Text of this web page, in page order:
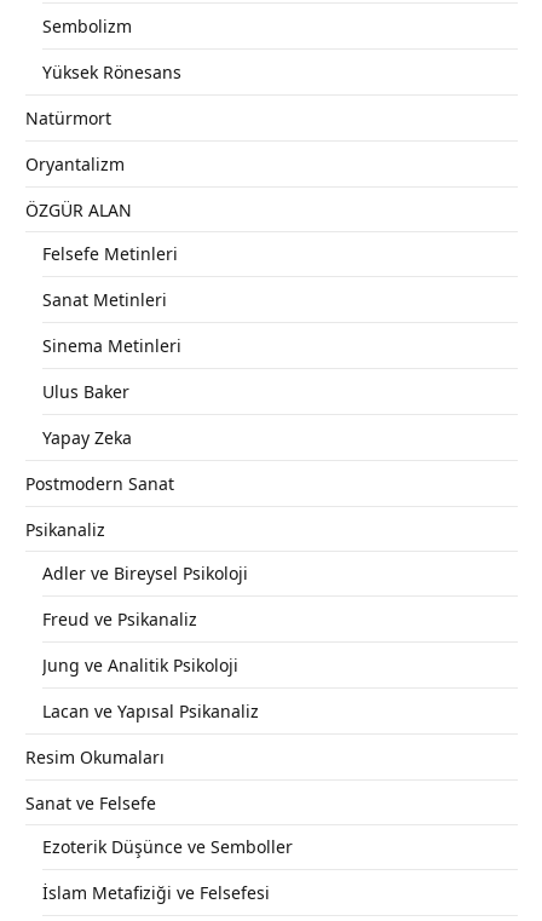
Sembolizm
Yüksek Rönesans
Natürmort
Oryantalizm
ÖZGÜR ALAN
Felsefe Metinleri
Sanat Metinleri
Sinema Metinleri
Ulus Baker
Yapay Zeka
Postmodern Sanat
Psikanaliz
Adler ve Bireysel Psikoloji
Freud ve Psikanaliz
Jung ve Analitik Psikoloji
Lacan ve Yapısal Psikanaliz
Resim Okumaları
Sanat ve Felsefe
Ezoterik Düşünce ve Semboller
İslam Metafiziği ve Felsefesi